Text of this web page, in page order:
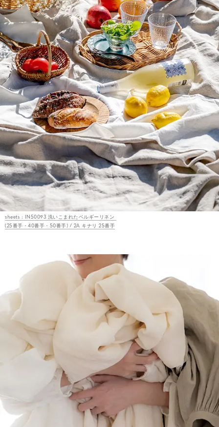
sheets : IN50093 洗いこまれたベルギーリネン
(25番手・40番手・50番手) / 2A キナリ 25番手